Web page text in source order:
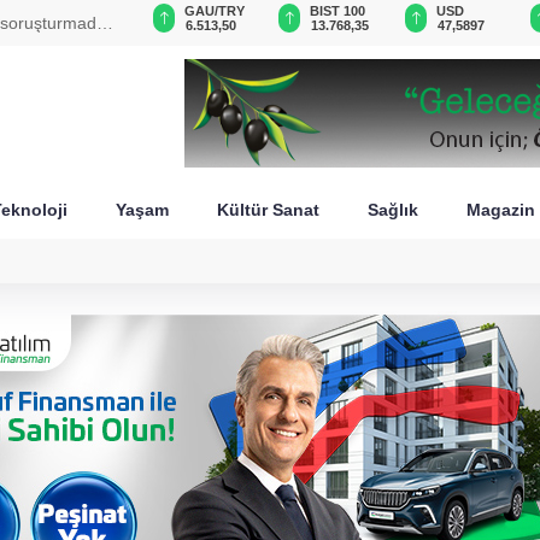
görüştü 6.513,50
BIST 100
13.768,35
USD
47,5897
EUR
55,0312
Yaşam Kültür Sanat Sağlık Magazin